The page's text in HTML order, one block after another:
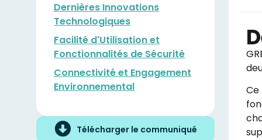
Dernières Innovations
Technologiques
Facilité d'Utilisation et
Fonctionnalités de Sécurité
Connectivité et Engagement
Environnemental
Télécharger le communiqué